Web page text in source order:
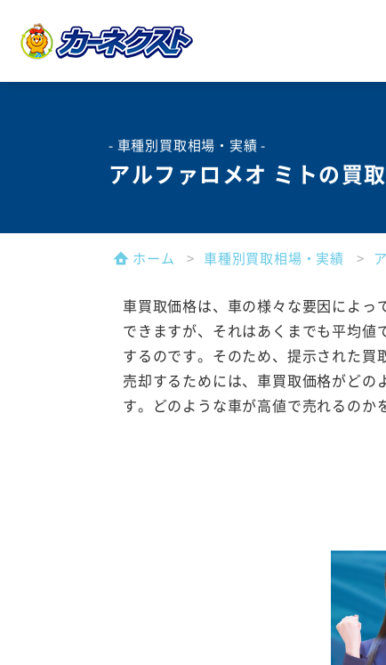
- 車種別買取相場・実績 -
アルファロメオ ミトの買
ホーム 車種別買取相場・実績
車買取価格は、車の様々な要因によ
できますが、それはあくまでも平均
するのです。そのため、提示された
売却するためには、車買取価格がど
す。どのような車が高値で売れるのか